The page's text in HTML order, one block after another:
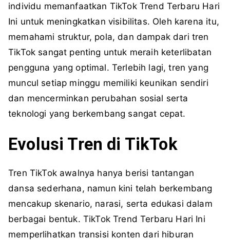
individu memanfaatkan TikTok Trend Terbaru Hari
Ini untuk meningkatkan visibilitas. Oleh karena itu,
memahami struktur, pola, dan dampak dari tren
TikTok sangat penting untuk meraih keterlibatan
pengguna yang optimal. Terlebih lagi, tren yang
muncul setiap minggu memiliki keunikan sendiri
dan mencerminkan perubahan sosial serta
teknologi yang berkembang sangat cepat.
Evolusi Tren di TikTok
Tren TikTok awalnya hanya berisi tantangan
dansa sederhana, namun kini telah berkembang
mencakup skenario, narasi, serta edukasi dalam
berbagai bentuk. TikTok Trend Terbaru Hari Ini
memperlihatkan transisi konten dari hiburan